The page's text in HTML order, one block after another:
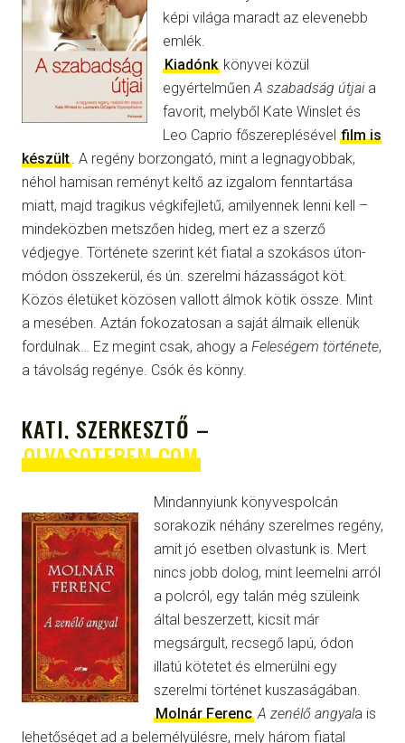
képi világa maradt az elevenebb
emlék.
Kiadónkkönyvei közül
egyértelműen A szabadság útjaia
favorit, melyből Kate Winslet és
Leo Caprio főszereplésével film is
készült . A regény borzongató, mint a legnagyobbak,
néhol hamisan reményt keltő az izgalom fenntartása
miatt, majd tragikus végkifejletű, amilyennek lenni kell –
mindeközben metszően hideg, mert ez a szerző
védjegye. Története szerint két fiatal a szokásos úton-
módon összekerül, és ún. szerelmi házasságot köt.
Közös életüket közösen vallott álmok kötik össze. Mint
a mesében. Aztán fokozatosan a saját álmaik ellenük
fordulnak… Ez megint csak, ahogy a Feleségem története,
a távolság regénye. Csók és könny.
KATI, SZERKESZTŐ –
OLVASOTEREM.COM
Mindannyiunk könyvespolcán
sorakozik néhány szerelmes regény,
amit jó esetben olvastunk is. Mert
nincs jobb dolog, mint leemelni arról
a polcról, egy talán még szüleink
által beszerzett, kicsit már
megsárgult, recsegő lapú, ódon
illatú kötetet és elmerülni egy
szerelmi történet kuszaságában.
Molnár Ferenc A zenélő angyala is
lehetőséget ad a belemélyülésre, mely három fiatal